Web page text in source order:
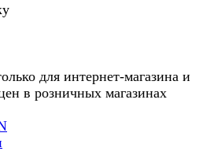
для интернет-магазина и
в розничных магазинах